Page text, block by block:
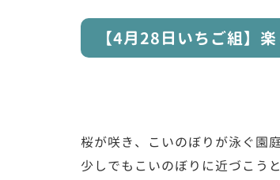
【4月28日いちご組】
桜が咲き、こいのぼりが泳ぐ園
少しでもこいのぼりに近づこう